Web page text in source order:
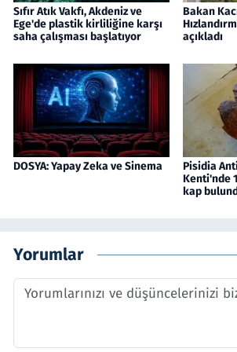
Sıfır Atık Vakfı, Akdeniz ve
Ege'de plastik kirliliğine karşı
saha çalışması başlatıyor
Bakan
açıkladı
DOSYA: Yapay Zeka ve Sinema
Pisidia
Kenti'nde
kap
Yorumlar